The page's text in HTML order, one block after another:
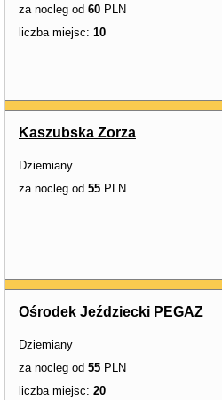
za nocleg od 60 PLN
liczba miejsc: 10
Kaszubska Zorza
Dziemiany
za nocleg od 55 PLN
Ośrodek Jeździecki PEGAZ
Dziemiany
za nocleg od 55 PLN
liczba miejsc: 20